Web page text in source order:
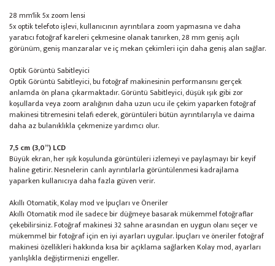
28 mm'lik 5x zoom lensi
5x optik telefoto işlevi, kullanıcının ayrıntılara zoom yapmasına ve daha
yaratıcı fotoğraf kareleri çekmesine olanak tanırken, 28 mm geniş açılı
görünüm, geniş manzaralar ve iç mekan çekimleri için daha geniş alan sağlar.
Optik Görüntü Sabitleyici
Optik Görüntü Sabitleyici, bu fotoğraf makinesinin performansını gerçek
anlamda ön plana çıkarmaktadır. Görüntü Sabitleyici, düşük ışık gibi zor
koşullarda veya zoom aralığının daha uzun ucu ile çekim yaparken fotoğraf
makinesi titremesini telafi ederek, görüntüleri bütün ayrıntılarıyla ve daima
daha az bulanıklıkla çekmenize yardımcı olur.
7,5 cm (3,0”) LCD
Büyük ekran, her ışık koşulunda görüntüleri izlemeyi ve paylaşmayı bir keyif
haline getirir. Nesnelerin canlı ayrıntılarla görüntülenmesi kadrajlama
yaparken kullanıcıya daha fazla güven verir.
Akıllı Otomatik, Kolay mod ve İpuçları ve Öneriler
Akıllı Otomatik mod ile sadece bir düğmeye basarak mükemmel fotoğraflar
çekebilirsiniz. Fotoğraf makinesi 32 sahne arasından en uygun olanı seçer ve
mükemmel bir fotoğraf için en iyi ayarları uygular. İpuçları ve öneriler fotoğraf
makinesi özellikleri hakkında kısa bir açıklama sağlarken Kolay mod, ayarları
yanlışlıkla değiştirmenizi engeller.